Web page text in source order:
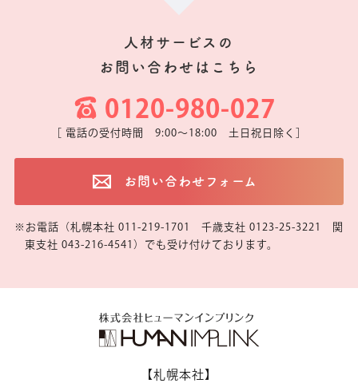
人材サービスの
お問い合わせはこちら
0120-980-027
［ 電話の受付時間 9:00～18:00 土日祝日除く］
お問い合わせフォーム
※お電話（札幌本社 011-219-1701 千歳支社 0123-25-3221 関
東支社 043-216-4541）でも受け付けております。
【札幌本社】